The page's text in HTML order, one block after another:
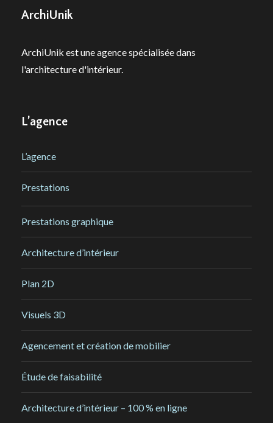
ArchiUnik
ArchiUnik est une agence spécialisée dans
l'architecture d'intérieur.
L’agence
L’agence
Prestations
Prestations graphique
Architecture d’intérieur
Plan 2D
Visuels 3D
Agencement et création de mobilier
Étude de faisabilité
Architecture d’intérieur – 100 % en ligne